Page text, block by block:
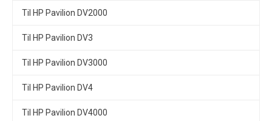
Til HP Pavilion DV2000
Til HP Pavilion DV3
Til HP Pavilion DV3000
Til HP Pavilion DV4
Til HP Pavilion DV4000